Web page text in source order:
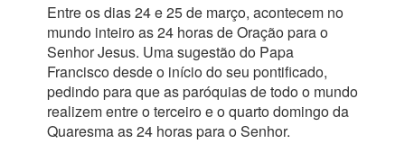
Entre os dias 24 e 25 de março, acontecem no
mundo inteiro as 24 horas de Oração para o
Senhor Jesus. Uma sugestão do Papa
Francisco desde o início do seu pontificado,
pedindo para que as paróquias de todo o mundo
realizem entre o terceiro e o quarto domingo da
Quaresma as 24 horas para o Senhor.